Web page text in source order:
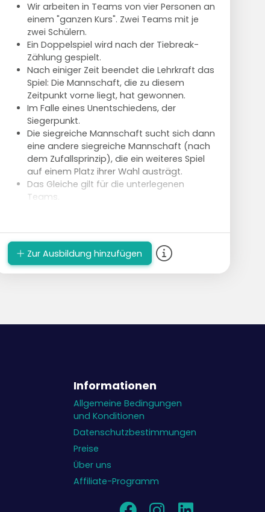
Wir arbeiten in Teams von vier Personen an
einem "ganzen Kurs". Zwei Teams mit je
zwei Schülern.
Ein Doppelspiel wird nach der Tiebreak-
Zählung gespielt.
Nach einiger Zeit beendet die Lehrkraft das
Spiel: Die Mannschaft, die zu diesem
Zeitpunkt vorne liegt, hat gewonnen.
Im Falle eines Unentschiedens, der
Siegerpunkt.
Die siegreiche Mannschaft sucht sich dann
eine andere siegreiche Mannschaft (nach
dem Zufallsprinzip), die ein weiteres Spiel
auf einem Platz ihrer Wahl austrägt.
Das Gleiche gilt für die unterlegenen
Teams.
Unentschiedens und mögliche
Konstellationen.
Zusatzaufgabe: Die Schüler versuchen, eine
bewusste Grundtaktik zu wählen, um es
selbst gut kann, in Kombination mit dem,
Zur Ausbildung hinzufügen
Informationen
Allgemeine Bedingungen
und Konditionen
Datenschutzbestimmungen
Preise
Über uns
Affiliate-Programm